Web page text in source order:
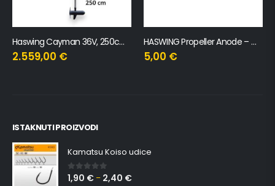
Haswing Cayman 36V, 250cm, 120lbs
2.559,00 €
HASWING Propeller Anode – Cayman 55LBS
5,00 €
ISTAKNUTI PROIZVODI
Kamatsu Koiso udice
0 out of 5
1,90 € – 2,40 €